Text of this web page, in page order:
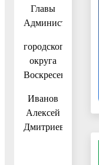
Главы
Администрации
городского
округа
Воскресенск
Иванов
Алексей
Дмитриевич